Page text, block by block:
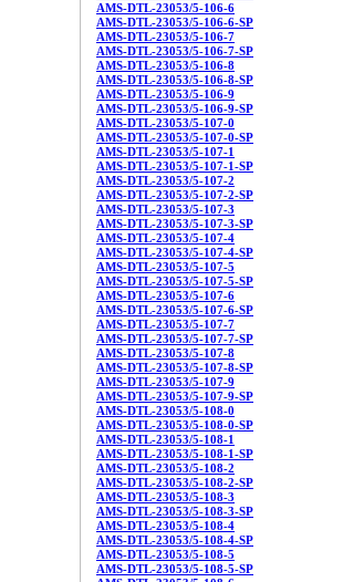
AMS-DTL-23053/5-106-6
AMS-DTL-23053/5-106-6-SP
AMS-DTL-23053/5-106-7
AMS-DTL-23053/5-106-7-SP
AMS-DTL-23053/5-106-8
AMS-DTL-23053/5-106-8-SP
AMS-DTL-23053/5-106-9
AMS-DTL-23053/5-106-9-SP
AMS-DTL-23053/5-107-0
AMS-DTL-23053/5-107-0-SP
AMS-DTL-23053/5-107-1
AMS-DTL-23053/5-107-1-SP
AMS-DTL-23053/5-107-2
AMS-DTL-23053/5-107-2-SP
AMS-DTL-23053/5-107-3
AMS-DTL-23053/5-107-3-SP
AMS-DTL-23053/5-107-4
AMS-DTL-23053/5-107-4-SP
AMS-DTL-23053/5-107-5
AMS-DTL-23053/5-107-5-SP
AMS-DTL-23053/5-107-6
AMS-DTL-23053/5-107-6-SP
AMS-DTL-23053/5-107-7
AMS-DTL-23053/5-107-7-SP
AMS-DTL-23053/5-107-8
AMS-DTL-23053/5-107-8-SP
AMS-DTL-23053/5-107-9
AMS-DTL-23053/5-107-9-SP
AMS-DTL-23053/5-108-0
AMS-DTL-23053/5-108-0-SP
AMS-DTL-23053/5-108-1
AMS-DTL-23053/5-108-1-SP
AMS-DTL-23053/5-108-2
AMS-DTL-23053/5-108-2-SP
AMS-DTL-23053/5-108-3
AMS-DTL-23053/5-108-3-SP
AMS-DTL-23053/5-108-4
AMS-DTL-23053/5-108-4-SP
AMS-DTL-23053/5-108-5
AMS-DTL-23053/5-108-5-SP